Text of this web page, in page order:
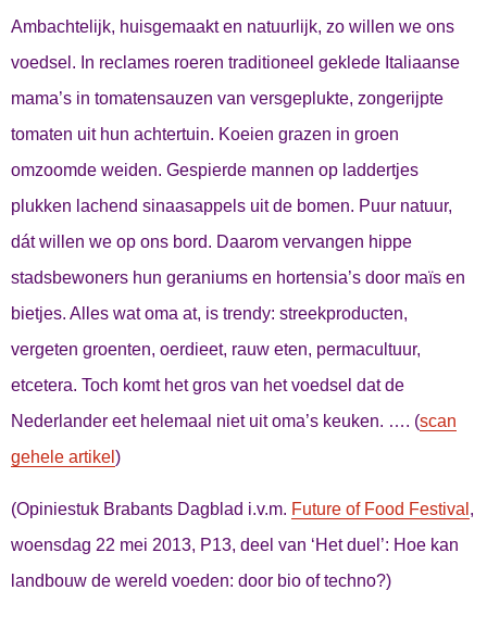
Ambachtelijk, huisgemaakt en natuurlijk, zo willen we ons
voedsel. In reclames roeren traditioneel geklede Italiaanse
mama’s in tomatensauzen van versgeplukte, zongerijpte
tomaten uit hun achtertuin. Koeien grazen in groen
omzoomde weiden. Gespierde mannen op laddertjes
plukken lachend sinaasappels uit de bomen. Puur natuur,
dát willen we op ons bord. Daarom vervangen hippe
stadsbewoners hun geraniums en hortensia’s door maïs en
bietjes. Alles wat oma at, is trendy: streekproducten,
vergeten groenten, oerdieet, rauw eten, permacultuur,
etcetera. Toch komt het gros van het voedsel dat de
Nederlander eet helemaal niet uit oma’s keuken. …. (scan
gehele artikel )
(Opiniestuk Brabants Dagblad i.v.m. Future of Food Festival ,
woensdag 22 mei 2013, P13, deel van ‘Het duel’: Hoe kan
landbouw de wereld voeden: door bio of techno?)